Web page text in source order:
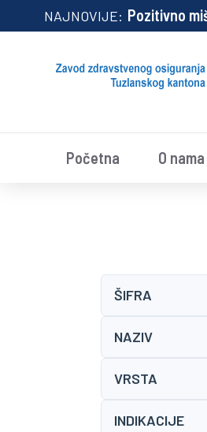
NAJNOVIJE: Pozitivno
Početna O nama
ŠIFRA
NAZIV
VRSTA
INDIKACIJE